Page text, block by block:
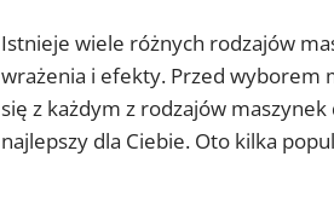
Istnieje wiele różnych rodzajów
wrażenia i efekty. Przed wyborem
się z każdym z rodzajów
najlepszy dla Ciebie. Oto kilka